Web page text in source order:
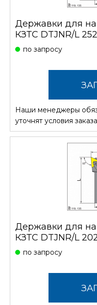
Державки для
КЗТС DTJNR/L
по запросу
Наши менеджеры
уточнят условия заказа
Державки для
КЗТС DTJNR/L
по запросу